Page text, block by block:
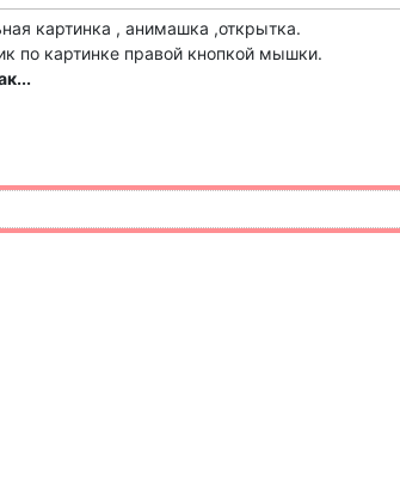
картинка , анимашка ,открытка.
по картинке правой кнопкой мышки.
Черноморского флота